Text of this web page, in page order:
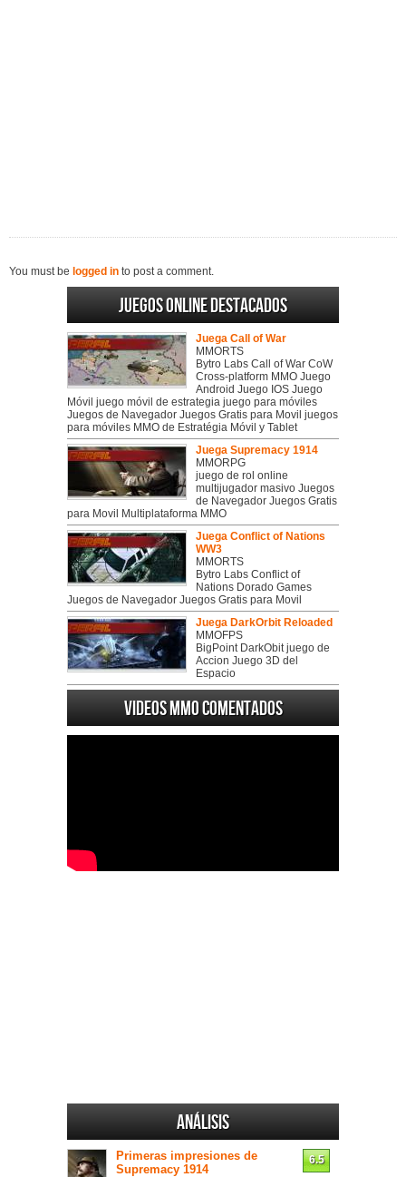
You must be logged in to post a comment.
Juegos online destacados
Juega Call of War
MMORTS
Bytro Labs Call of War CoW
Cross-platform MMO Juego
Android Juego IOS Juego
Móvil juego móvil de estrategia juego para móviles
Juegos de Navegador Juegos Gratis para Movil juegos
para móviles MMO de Estratégia Móvil y Tablet
Juega Supremacy 1914
MMORPG
juego de rol online
multijugador masivo Juegos
de Navegador Juegos Gratis
para Movil Multiplataforma MMO
Juega Conflict of Nations
WW3
MMORTS
Bytro Labs Conflict of
Nations Dorado Games
Juegos de Navegador Juegos Gratis para Movil
Juega DarkOrbit Reloaded
MMOFPS
BigPoint DarkObit juego de
Accion Juego 3D del
Espacio
Videos MMO Comentados
Análisis
Primeras impresiones de
Supremacy 1914
6.5